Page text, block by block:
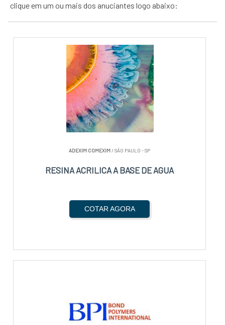
clique em um ou mais dos anuciantes logo abaixo:
ADEXIM COMEXIM/ SÃO PAULO - SP
RESINA ACRILICA A BASE DE AGUA
COTAR AGORA